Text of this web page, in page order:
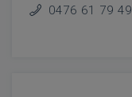
0476 61 79 49